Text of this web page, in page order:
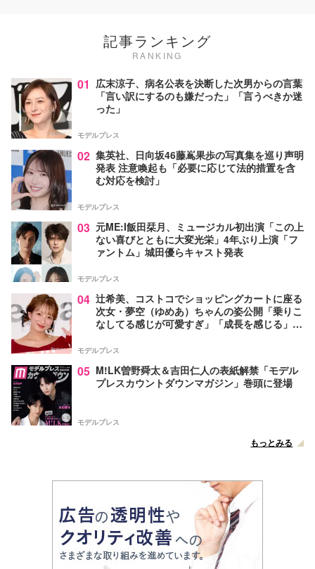
記事ランキング
RANKING
01 広末涼子、病名公表を決断した次男からの言葉
「言い訳にするのも嫌だった」「言うべきか迷
った」
モデルプレス
02 集英社、日向坂46藤嶌果歩の写真集を巡り声明
発表 注意喚起も「必要に応じて法的措置を含
む対応を検討」
モデルプレス
03 元ME:I飯田栞月、ミュージカル初出演「この上
ない喜びとともに大変光栄」4年ぶり上演「フ
ァントム」城田優らキャスト発表
モデルプレス
04 辻希美、コストコでショッピングカートに座る
次女・夢空（ゆめあ）ちゃんの姿公開「乗りこ
なしてる感じが可愛すぎ」「成長を感じる」の
モデルプレス
05 M!LK曽野舜太＆吉田仁人の表紙解禁「モデル
プレスカウントダウンマガジン」巻頭に登場
モデルプレス
もっとみる